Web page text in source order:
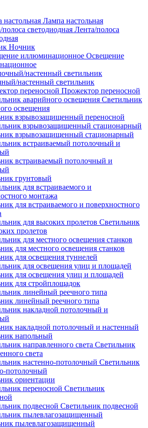
Лампа настольная
Лента/полоса
Ночник
Освещение
настенный светильник
Прожектор переносной
Светильник
освещения
взрывозащищенный переносной
взрывозащищенный стационарный
встраиваемый потолочный и
грунтовый
для встраиваемого и поверхностного
Светильник
пролетов
для местного освещения станков
для освещения туннелей
для освещения улиц и площадей
для стройплощадок
линейный реечного типа
накладной потолочный и настенный
напольный
Светильник
света
Светильник
потолочный
ориентации
Светильник
Светильник подвесной
пылевлагозащищенный